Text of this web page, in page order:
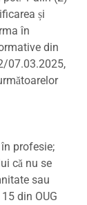
și
în
din
07.03.2025,
profesie;
că nu se
sau
din OUG